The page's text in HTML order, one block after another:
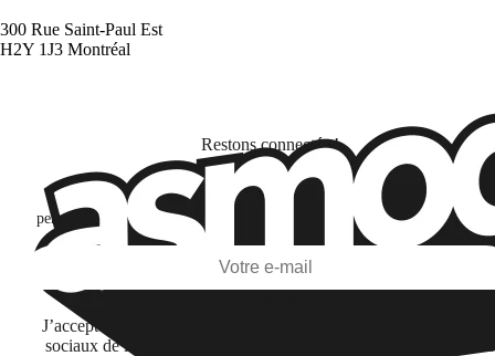
300 Rue Saint-Paul Est
H2Y 1J3 Montréal
Restons connectés !
Je m'abonne pour découvrir des jeux, des nouveautés et des contenus
personnalisés selon mes centres d'intérêt et mes ouvertures et clics
J’accepte de recevoir des informations par email et sur les
sociaux de la part de Financière Amuse BidCo et des sociétés du